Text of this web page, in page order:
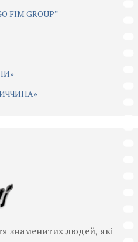
FIM GROUP”
знаменитих людей, які